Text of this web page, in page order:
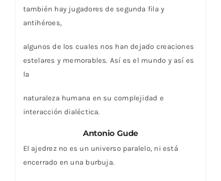
también hay jugadores de segunda fila y
antihéroes,
algunos de los cuales nos han dejado creaciones
estelares y memorables. Así es el mundo y así es
la
naturaleza humana en su complejidad e
interacción dialéctica.
Antonio Gude
El ajedrez no es un universo paralelo, ni está
encerrado en una burbuja.